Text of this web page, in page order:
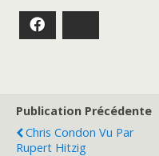
Publication Précédente
Chris Condon Vu Par
Rupert Hitzig